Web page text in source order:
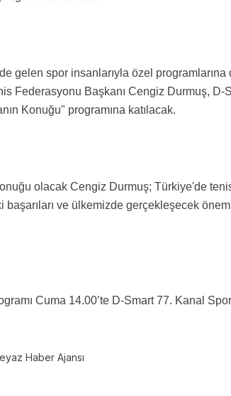
gelen spor insanlarıyla özel
Federasyonu Başkanı Cengiz Durmuş, D-
Konuğu" programına katılacak.
olacak Cengiz Durmuş; Türkiye'de
başarıları ve ülkemizde gerçekleşecek
Cuma 14.00’te D-Smart 77. Kanal
Haber Ajansı